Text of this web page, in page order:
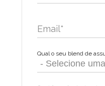
Email*
Qual o seu blend de